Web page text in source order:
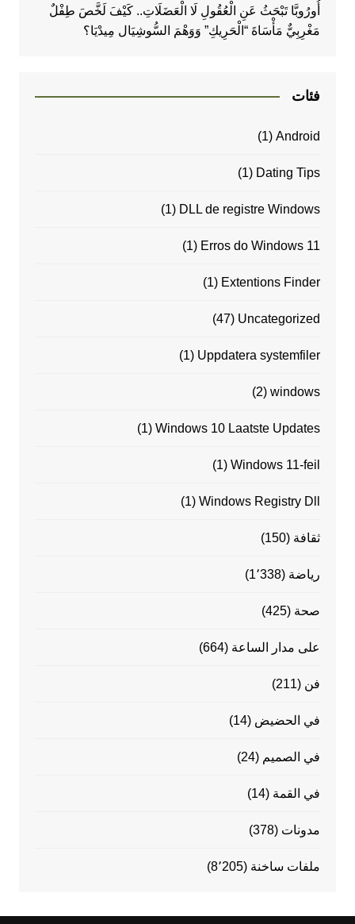
أُورُوبَّا تَبْحَثُ عَنِ الْعُقُولِ لَا الْعَضَلَاتِ.. كَيْفَ لَخَّصَ طِفْلٌ
مَغْرِبِيٌّ مَأْسَاةَ “الْحَرِيكِ” وَوَهْمَ السُّوشِيَال مِيدْيَا؟
فئات
Android
(1)
Dating Tips
(1)
DLL de registre Windows
(1)
Erros do Windows 11
(1)
Extentions Finder
(1)
Uncategorized
(47)
Uppdatera systemfiler
(1)
windows
(2)
Windows 10 Laatste Updates
(1)
Windows 11-feil
(1)
Windows Registry Dll
(1)
ثقافة (150)
رياضة (1٬338)
صحة (425)
على مدار الساعة (664)
فن (211)
في الحضيض (14)
في الصميم (24)
في القمة (14)
مدونات (378)
ملفات ساخنة (8٬205)